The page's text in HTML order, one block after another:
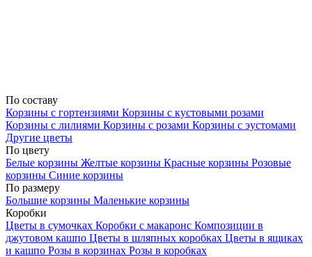
По составу
Корзины с гортензиями Корзины с кустовыми розами
Корзины с лилиями Корзины с розами Корзины с эустомами
Другие цветы
По цвету
Белые корзины Желтые корзины Красные корзины Розовые
корзины Синие корзины
По размеру
Большие корзины Маленькие корзины
Коробки
Цветы в сумочках Коробки с макаронс Композиции в
джутовом кашпо Цветы в шляпных коробках Цветы в ящиках
и кашпо Розы в корзинах Розы в коробках